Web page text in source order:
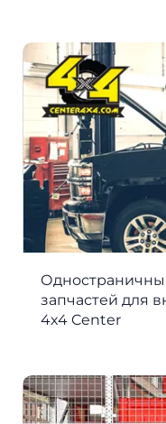
запчастей для
4x4 Center